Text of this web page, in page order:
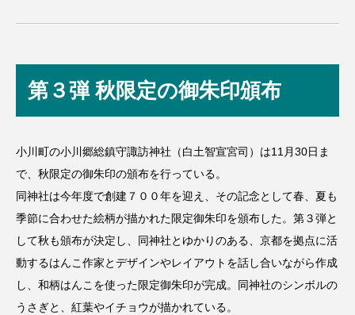
第３弾 秋限定の御朱印頒布
小川町の小川郷総鎮守諏訪神社（白土智宣宮司）は11月30日ま
で、秋限定の御朱印の頒布を行っている。
同神社は今年度で創建７００年を迎え、その記念として春、夏も
季節に合わせた絵柄が描かれた限定御朱印を頒布した。第３弾と
して秋も頒布が決定し、同神社とゆかりのある、京都を拠点に活
動するはんこ作家とデザインやレイアウトを話し合いながら作成
し、和柄はんこを使った限定御朱印が完成。同神社のシンボルの
うさぎと、紅葉やイチョウが描かれている。